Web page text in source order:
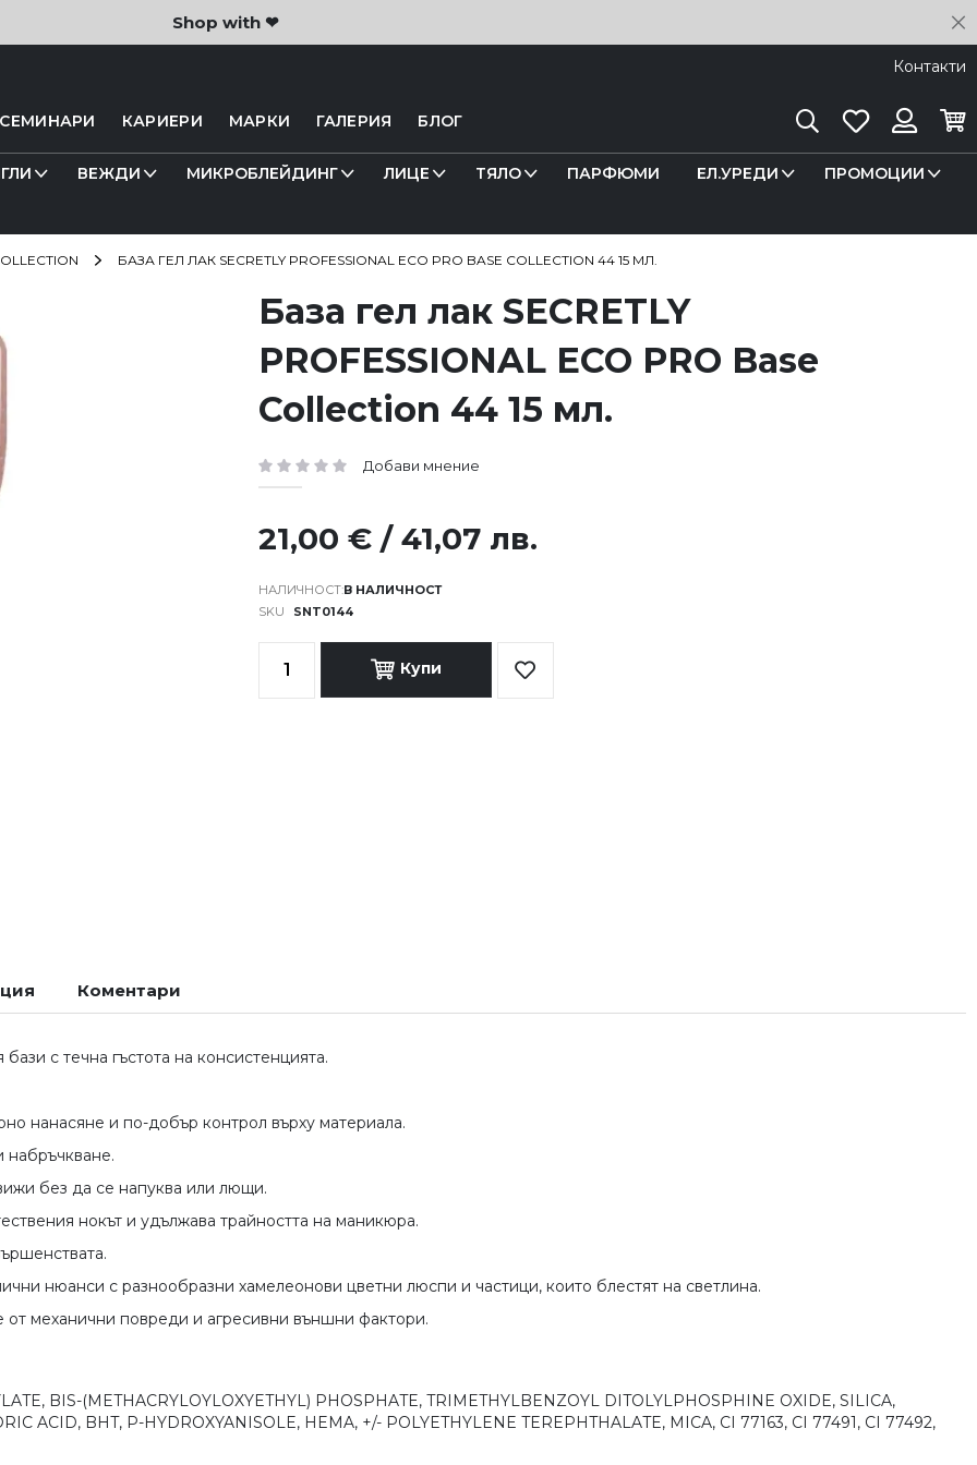
Shop with ❤
Контакти
КАРИЕРИ МАРКИ ГАЛЕРИЯ БЛОГ
ТърсенеЛюбими
ВЕЖДИ МИКРОБЛЕЙДИНГ ЛИЦЕ ТЯЛО ПАРФЮМИ ЕЛ.УРЕДИ ПРОМОЦИИ
БАЗА ГЕЛ ЛАК SECRETLY PROFESSIONAL ECO PRO BASE COLLECTION 44 15 МЛ.
База гел лак SECRETLY
PROFESSIONAL ECO PRO Base
Collection 44 15 мл.
рейтинг: Добави мнение
В НАЛИЧНОСТ
SKU
SNT0144
21,00 € / 41,07 лв.
Купи
Добави
в
бази с течна гъстота на консистенцията.
нанасяне и по-добър контрол върху материала.
набръчкване.
без да се напуква или лющи.
нокът и удължава трайността на маникюра.
нюанси с разнообразни хамелеонови цветни люспи и частици, които блестят на светлина.
от механични повреди и агресивни външни фактори.
BIS-(METHACRYLOYLOXYETHYL) PHOSPHATE, TRIMETHYLBENZOYL DITOLYLPHOSPHINE OXIDE, SILICA,
ACID, BHT, P-HYDROXYANISOLE, HEMA, +/- POLYETHYLENE TEREPHTHALATE, MICA, CI 77163, CI 77491, CI 77492,
Коментари